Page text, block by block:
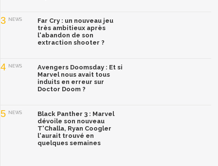
3 NEWS
Far Cry : un nouveau jeu
très ambitieux après
l'abandon de son
extraction shooter ?
4 NEWS
Avengers Doomsday : Et si
Marvel nous avait tous
induits en erreur sur
Doctor Doom ?
5 NEWS
Black Panther 3 : Marvel
dévoile son nouveau
T'Challa, Ryan Coogler
l'aurait trouvé en
quelques semaines